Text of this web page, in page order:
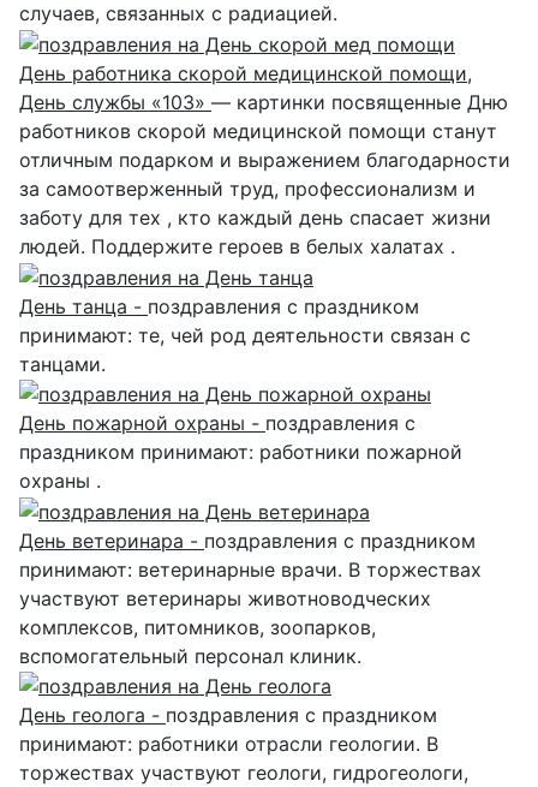
случаев, связанных с радиацией.
День работника скорой медицинской помощи,
День службы «103» — картинки посвященные Дню
работников скорой медицинской помощи станут
отличным подарком и выражением благодарности
за самоотверженный труд, профессионализм и
заботу для тех , кто каждый день спасает жизни
людей. Поддержите героев в белых халатах .
День танца - поздравления с праздником
принимают: те, чей род деятельности связан с
танцами.
День пожарной охраны - поздравления с
праздником принимают: работники пожарной
охраны .
День ветеринара - поздравления с праздником
принимают: ветеринарные врачи. В торжествах
участвуют ветеринары животноводческих
комплексов, питомников, зоопарков,
вспомогательный персонал клиник.
День геолога - поздравления с праздником
принимают: работники отрасли геологии. В
торжествах участвуют геологи, гидрогеологи,